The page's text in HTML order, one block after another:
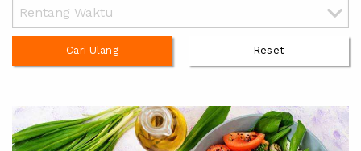
Cari Ulang Reset